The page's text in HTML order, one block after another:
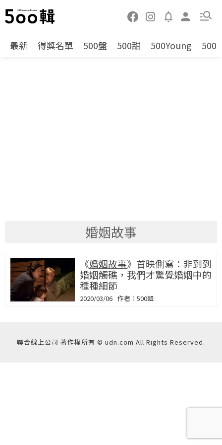
最新 得獎名單 500盤 500甜 500Young 500
婚姻故事
《婚姻故事》首映側寫：非到到
婚姻觸礁，我們才驚覺婚姻中的
種種細節
2020/03/06 500輯
聯合線上公司 著作權所有 © udn.com All Rights Reserved.